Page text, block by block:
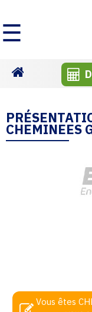
☰
CHEMINEES
Vous êtes